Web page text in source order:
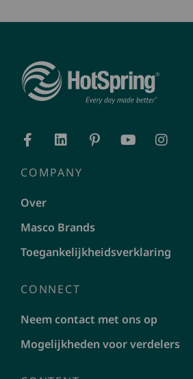
COMPANY
Over
Masco Brands
Toegankelijkheidsverklaring
CONNECT
Neem contact met ons op
Mogelijkheden voor verdelers